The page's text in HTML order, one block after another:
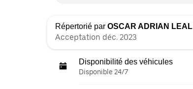
Répertorié par OSCAR ADRIAN LEAL
Acceptation déc. 2023
Disponibilité des véhicules
Disponible 24/7